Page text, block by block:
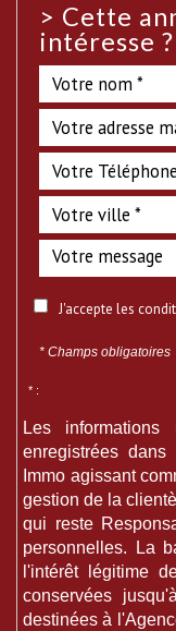
> Cette
intéresse ?
J'accepte les
* Champs obligatoires
* :
Les
enregistrées
Immo agissant
gestion de la
qui reste
personnelles. La
l'intérêt légitime
conservées
destinées à